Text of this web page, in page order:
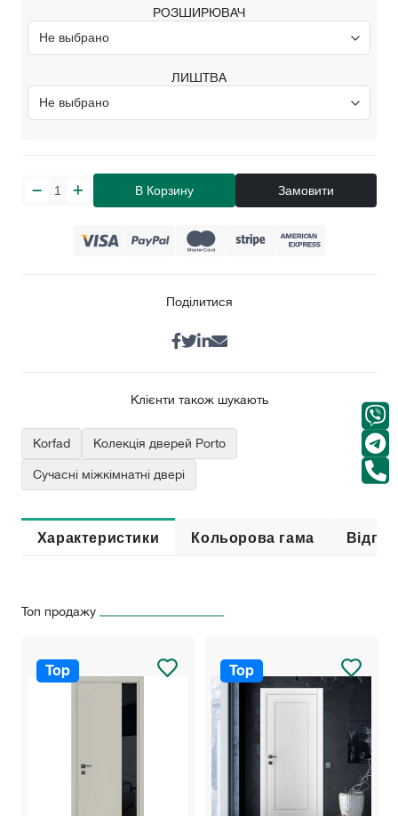
РОЗШИРЮВАЧ
ЛИШТВА
В Корзину Замовити
Поділитися
Клієнти також шукають
Korfad Колекція дверей Porto
Сучасні міжкімнатні двері
Характеристики Кольорова гама
Топ продажу
Top Top